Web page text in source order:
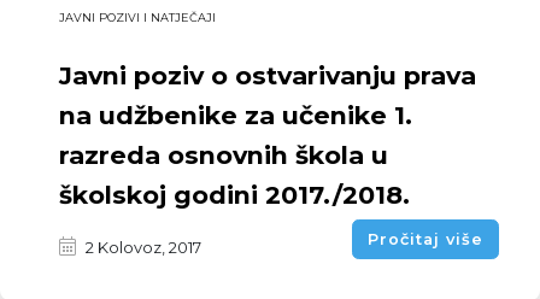
JAVNI POZIVI I NATJEČAJI
Javni poziv o ostvarivanju prava
na udžbenike za učenike 1.
razreda osnovnih škola u
školskoj godini 2017./2018.
2 Kolovoz, 2017 Pročitaj više